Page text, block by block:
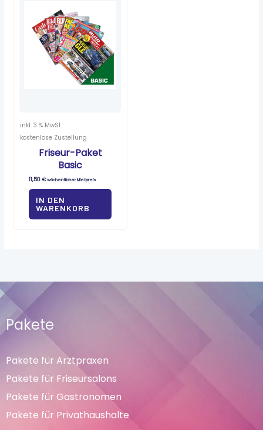
inkl. 3 % MwSt.
kostenlose Zustellung
Friseur-Paket
Basic
11,50€wöchentlicher Mietpreis
IN DEN
WARENKORB
Pakete
Pakete für Arztpraxen
Pakete für Friseursalons
Pakete für Gastronomen
Pakete für Privathaushalte